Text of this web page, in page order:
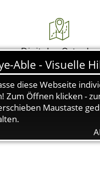
Digitaler Ortsplan